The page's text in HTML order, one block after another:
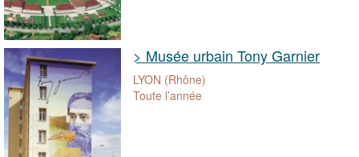
> Musée urbain Tony Garnier
LYON (Rhône)
Toute l’année